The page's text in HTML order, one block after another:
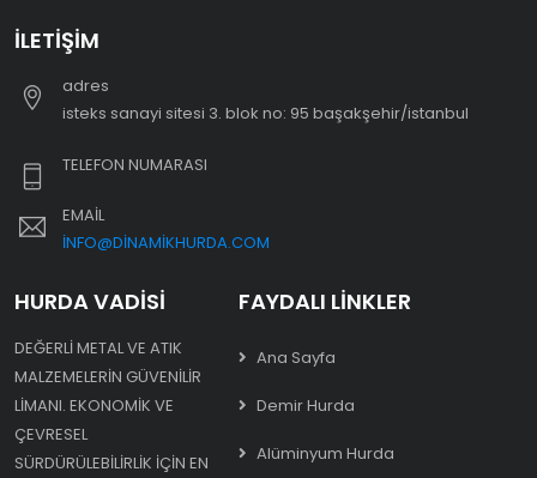
İLETIŞIM
adres
i̇steks sanayi sitesi 3. blok no: 95 başakşehir/i̇stanbul
TELEFON NUMARASI
EMAIL
INFO@DINAMIKHURDA.COM
HURDA VADISI
DEĞERLI METAL VE ATIK
MALZEMELERIN GÜVENILIR
LIMANI. EKONOMIK VE
ÇEVRESEL
SÜRDÜRÜLEBILIRLIK IÇIN EN
FAYDALI LINKLER
Ana Sayfa
Demir Hurda
Alüminyum Hurda